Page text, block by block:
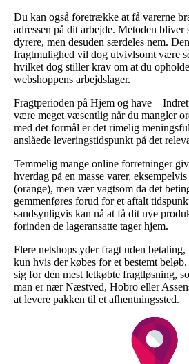
Du kan også foretrække at få varerne
adressen på dit arbejde. Metoden bliver
dyrere, men desuden særdeles nem.
fragtmulighed vil dog utvivlsomt være
hvilket dog stiller krav om at du
webshoppens arbejdslager.
Fragtperioden på Hjem og have –
være meget væsentlig når du mangler
med det formål er det rimelig
anslåede leveringstidspunkt på det
Temmelig mange online forretninger
hverdag på en masse varer,
(orange), men vær vagtsom da det
gemmenføres forud for et aftalt
sandsynligvis kan nå at få dit nye
forinden de lageransatte tager hjem.
Flere netshops yder fragt uden
kun hvis der købes for et bestemt
sig for den mest letkøbte fragtløsning,
man er nær Næstved, Hobro eller
at levere pakken til et afhentningssted.